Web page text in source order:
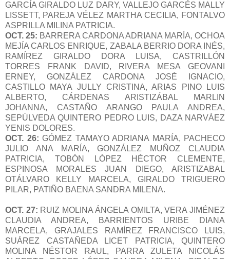
GARCÍA GIRALDO LUZ DARY, VALLEJO GARCÉS MALLY
LISSETT, PAREJA VÉLEZ MARTHA CECILIA, FONTALVO
ASPRILLA MILINA PATRICIA.
OCT. 25: BARRERA CARDONA ADRIANA MARÍA, OCHOA
MEJÍA CARLOS ENRIQUE, ZABALA BERRIO DORA INÉS,
RAMÍREZ GIRALDO DORA LUISA, CASTRILLÓN
TORRES FRANK DAVID, RIVERA MESA GEOVANI
ERNEY, GONZÁLEZ CARDONA JOSÉ IGNACIO,
CASTILLO MAYA JULLY CRISTINA, ARIAS PINO LUIS
ALBERTO, CÁRDENAS ARISTIZÁBAL MARLIN
JOHANNA, CASTAÑO ARANGO PAULA ANDREA,
SEPÚLVEDA QUINTERO PEDRO LUIS, DAZA NARVÁEZ
YENIS DOLORES.
OCT. 26: GÓMEZ TAMAYO ADRIANA MARÍA, PACHECO
JULIO ANA MARÍA, GONZÁLEZ MUÑOZ CLAUDIA
PATRICIA, TOBÓN LÓPEZ HÉCTOR CLEMENTE,
ESPINOSA MORALES JUAN DIEGO, ARISTIZABAL
OTÁLVARO KELLY MARCELA, GIRALDO TRIGUERO
PILAR, PATIÑO BAENA SANDRA MILENA.
OCT. 27: RUIZ MOLINA ÁNGELA OMILTA, VERA JIMÉNEZ
CLAUDIA ANDREA, BARRIENTOS URIBE DIANA
MARCELA, GRAJALES RAMÍREZ FRANCISCO LUIS,
SUÁREZ CASTAÑEDA LICET PATRICIA, QUINTERO
MOLINA NÉSTOR RAUL, PARRA ZULETA NICOLÁS